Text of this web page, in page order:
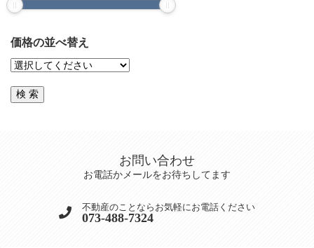
価格の並べ替え
お問い合わせ
お電話かメールをお待ちしてます
不動産のことならお気軽にお電話ください
073-488-7324